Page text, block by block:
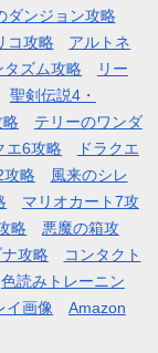
ダンジョン攻略
コ攻略
アルトネ
タズム攻略
リー
聖剣伝説4・
略
テリーのワンダ
エ6攻略
ドラクエ
攻略
風来のシレ
マリオカート7攻
略
悪魔の箱攻
攻略
コンタクト
色読みトレーニン
イ画像
Amazon